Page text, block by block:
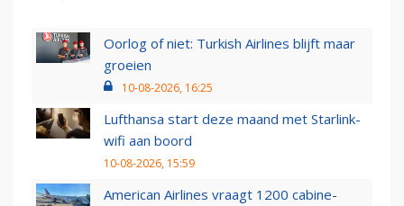
Oorlog of niet: Turkish Airlines blijft maar
groeien
10-08-2026, 16:25
Lufthansa start deze maand met Starlink-
wifi aan boord
10-08-2026, 15:59
American Airlines vraagt 1200 cabine-